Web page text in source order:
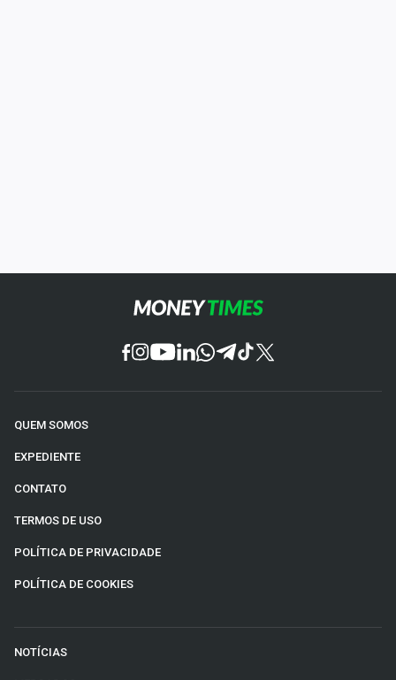
QUEM SOMOS
EXPEDIENTE
CONTATO
TERMOS DE USO
POLÍTICA DE PRIVACIDADE
POLÍTICA DE COOKIES
NOTÍCIAS